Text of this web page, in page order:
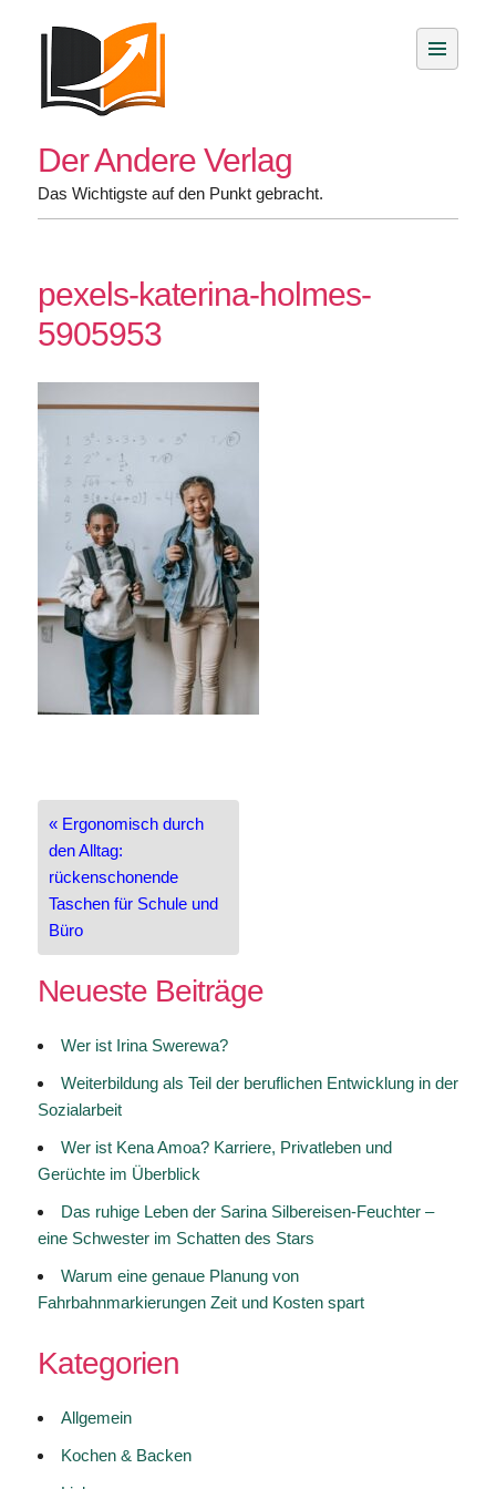
Der Andere Verlag
Das Wichtigste auf den Punkt gebracht.
pexels-katerina-holmes-
5905953
Beitragsnavigation
« Ergonomisch durch
den Alltag:
rückenschonende
Taschen für Schule und
Büro
Neueste Beiträge
Wer ist Irina Swerewa?
Weiterbildung als Teil der beruflichen Entwicklung in der
Sozialarbeit
Wer ist Kena Amoa? Karriere, Privatleben und
Gerüchte im Überblick
Das ruhige Leben der Sarina Silbereisen-Feuchter –
eine Schwester im Schatten des Stars
Warum eine genaue Planung von
Fahrbahnmarkierungen Zeit und Kosten spart
Kategorien
Allgemein
Kochen & Backen